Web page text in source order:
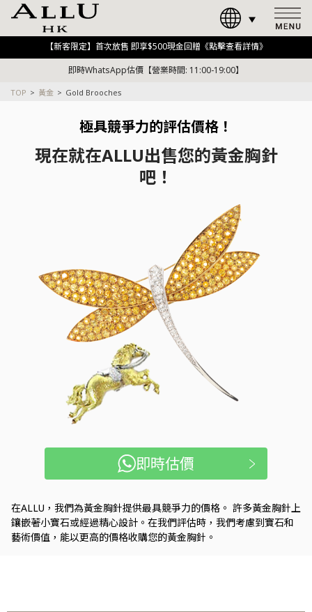
【新客限定】首次放售 即享$500現金回贈《點擊查看詳情》
即時WhatsApp估價【營業時間: 11:00-19:00】
TOP 黃金 Gold Brooches
極具競爭力的評估價格！
現在就在ALLU出售您的黃金胸針
吧！
即時估價
在ALLU，我們為黃金胸針提供最具競爭力的價格。 許多黃金胸針上
鑲嵌著小寶石或經過精心設計。在我們評估時，我們考慮到寶石和
藝術價值，能以更高的價格收購您的黃金胸針。